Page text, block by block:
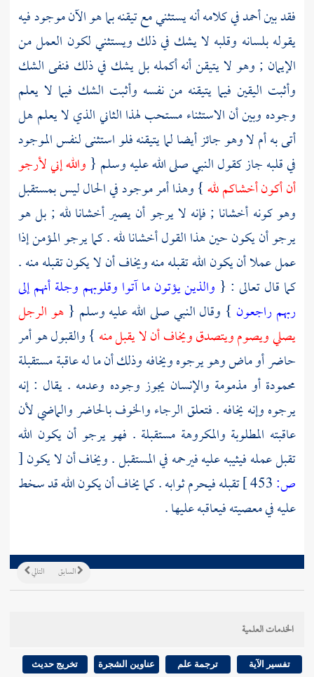
فقد بينأحمدفي كلامه أنه يستثني مع تيقنه بما هو الآن موجود فيه
يقوله بلسانه وقلبه لا يشك في ذلك ويستثني لكون العمل من
الإيمان ; وهو لا يتيقن أنه أكمله بل يشك في ذلك فنفى الشك
وأثبت اليقين فيما يتيقنه من نفسه وأثبت الشك فيما لا يعلم
وجوده وبين أن الاستثناء مستحب لهذا الثاني الذي لا يعلم هل
أتى به أم لا وهو جائز أيضا لما يتيقنه فلو استثنى لنفس الموجود
في قلبه جاز كقول النبي صلى الله عليه وسلم { والله إني لأرجو
أن أكون أخشاكم لله} وهذا أمر موجود في الحال ليس بمستقبل
وهو كونه أخشانا ; فإنه لا يرجو أن يصير أخشانا لله ; بل هو
يرجو أن يكون حين هذا القول أخشانا لله . كما يرجو المؤمن إذا
عمل عملا أن يكون الله تقبله منه ويخاف أن لا يكون تقبله منه .
كما قال تعالى : { والذين يؤتون ما آتوا وقلوبهم وجلة أنهم إلى
ربهم راجعون } وقال النبي صلى الله عليه وسلم { هو الرجل
يصلي ويصوم ويتصدق ويخاف أن لا يقبل منه } والقبول هو أمر
حاضر أو ماض وهو يرجوه ويخافه وذلك أن ما له عاقبة مستقبلة
محمودة أو مذمومة والإنسان يجوز وجوده وعدمه . يقال : إنه
يرجوه وإنه يخافه . فتعلق الرجاء والخوف بالحاضر والماضي لأن
عاقبته المطلوبة والمكروهة مستقبلة . فهو يرجو أن يكون الله
تقبل عمله فيثيبه عليه فيرحمه في المستقبل . ويخاف أن لا يكون[
ص:
تقبله فيحرم ثوابه . كما يخاف أن يكون الله قد سخط
عليه في معصيته فيعاقبه عليها .
التالي السابق
الخدمات العلمية
تفسير الآية ترجمة علم عناوين الشجرة تخريج حديث